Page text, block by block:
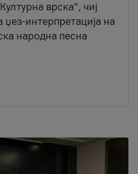
врска“, чиј
интерпретација на
народна песна